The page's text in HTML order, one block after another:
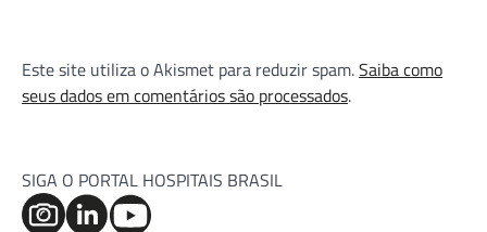
Este site utiliza o Akismet para reduzir spam.Saiba como
seus dados em comentários são processados.
SIGA O PORTAL HOSPITAIS BRASIL